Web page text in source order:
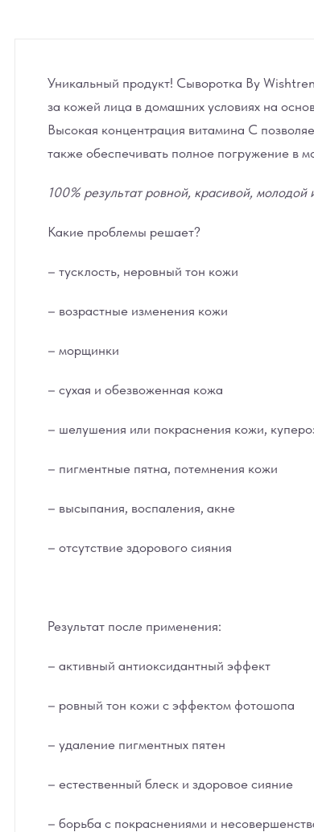
Уникальный продукт! Сыворотка By
за кожей лица в домашних условиях на
Высокая концентрация витамина С
также обеспечивать полное погружение в
100% результат ровной, красивой,
Какие проблемы решает?
– тусклость, неровный тон кожи
– возрастные изменения кожи
– морщинки
– сухая и обезвоженная кожа
– шелушения или покраснения кожи,
– пигментные пятна, потемнения кожи
– высыпания, воспаления, акне
– отсутствие здорового сияния
Результат после применения:
– активный антиоксидантный эффект
– ровный тон кожи с эффектом фотошопа
– удаление пигментных пятен
– естественный блеск и здоровое сияние
– борьба с покраснениями и